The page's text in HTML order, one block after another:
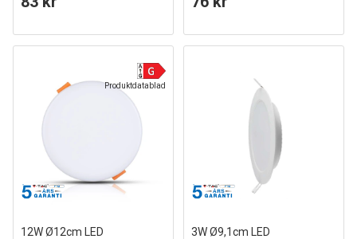
Produktdatablad
12W Ø12cm LED
3W Ø9,1cm LED